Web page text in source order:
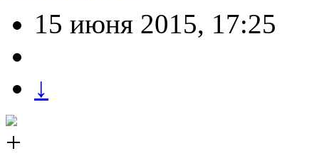
15 июня 2015, 17:25
↓